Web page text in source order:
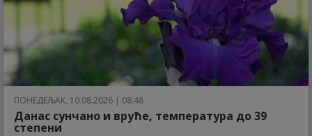
ПОНЕДЕЉАК, 10.08.2026 | 08:48
Данас сунчано и вруће, температура до 39
степени